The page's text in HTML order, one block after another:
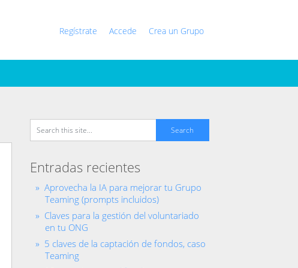
Regístrate Accede Crea un Grupo
Entradas recientes
Aprovecha la IA para mejorar tu Grupo
Teaming (prompts incluidos)
Claves para la gestión del voluntariado
en tu ONG
5 claves de la captación de fondos, caso
Teaming